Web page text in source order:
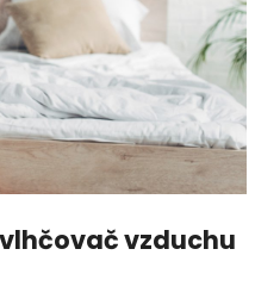
vzduchu